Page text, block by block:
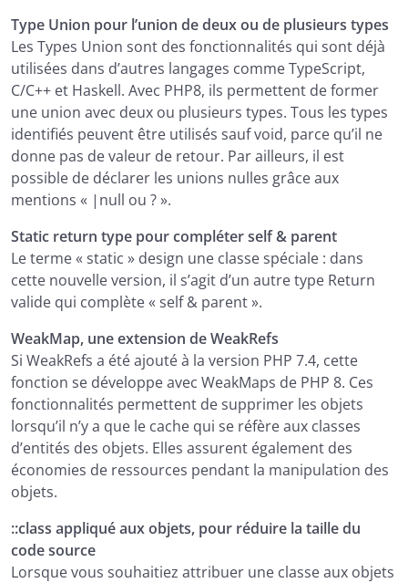
Type Union pour l’union de deux ou de plusieurs types
Les Types Union sont des fonctionnalités qui sont déjà
utilisées dans d’autres langages comme TypeScript,
C/C++ et Haskell. Avec PHP8, ils permettent de former
une union avec deux ou plusieurs types. Tous les types
identifiés peuvent être utilisés sauf void, parce qu’il ne
donne pas de valeur de retour. Par ailleurs, il est
possible de déclarer les unions nulles grâce aux
mentions « |null ou ? ».
Static return type pour compléter self & parent
Le terme « static » design une classe spéciale : dans
cette nouvelle version, il s’agit d’un autre type Return
valide qui complète « self & parent ».
WeakMap, une extension de WeakRefs
Si WeakRefs a été ajouté à la version PHP 7.4, cette
fonction se développe avec WeakMaps de PHP 8. Ces
fonctionnalités permettent de supprimer les objets
lorsqu’il n’y a que le cache qui se réfère aux classes
d’entités des objets. Elles assurent également des
économies de ressources pendant la manipulation des
objets.
::class appliqué aux objets, pour réduire la taille du
code source
Lorsque vous souhaitiez attribuer une classe aux objets